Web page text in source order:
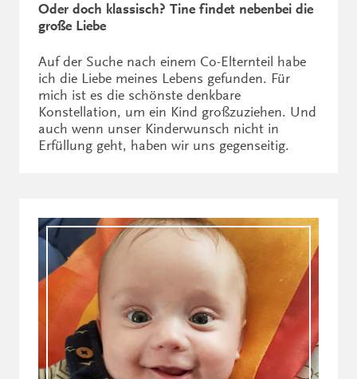
Oder doch klassisch? Tine findet nebenbei die
große Liebe
Auf der Suche nach einem Co-Elternteil habe
ich die Liebe meines Lebens gefunden. Für
mich ist es die schönste denkbare
Konstellation, um ein Kind großzuziehen. Und
auch wenn unser Kinderwunsch nicht in
Erfüllung geht, haben wir uns gegenseitig.